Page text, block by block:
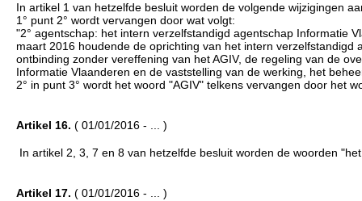
In artikel 1 van hetzelfde besluit worden de volgende wijzigingen
1° punt 2° wordt vervangen door wat volgt:
"2° agentschap: het intern verzelfstandigd agentschap Informatie
maart 2016 houdende de oprichting van het intern
ontbinding zonder vereffening van het AGIV, de regeling van de
Informatie Vlaanderen en de vaststelling van de werking, het
2° in punt 3° wordt het woord "AGIV" telkens vervangen door het
Artikel 16. ( 01/01/2016 - ... )
In artikel 2, 3, 7 en 8 van hetzelfde besluit worden de woorden
Artikel 17. ( 01/01/2016 - ... )